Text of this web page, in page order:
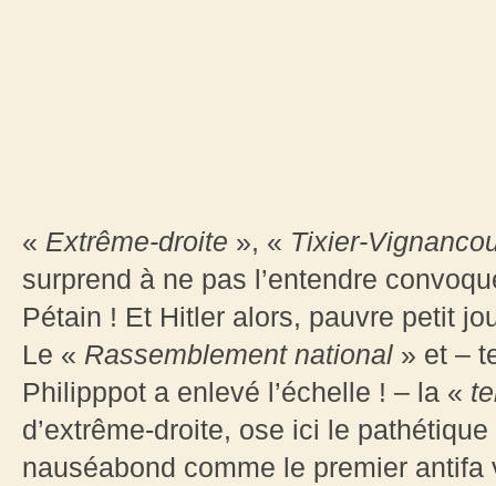
« Extrême-droite », « Tixier-
surprend à ne pas l’entendre
Pétain ! Et Hitler alors, pauvre petit
Le « Rassemblement national » et –
Philipppot a enlevé l’échelle ! – la «
d’extrême-droite, ose ici le
nauséabond comme le premier